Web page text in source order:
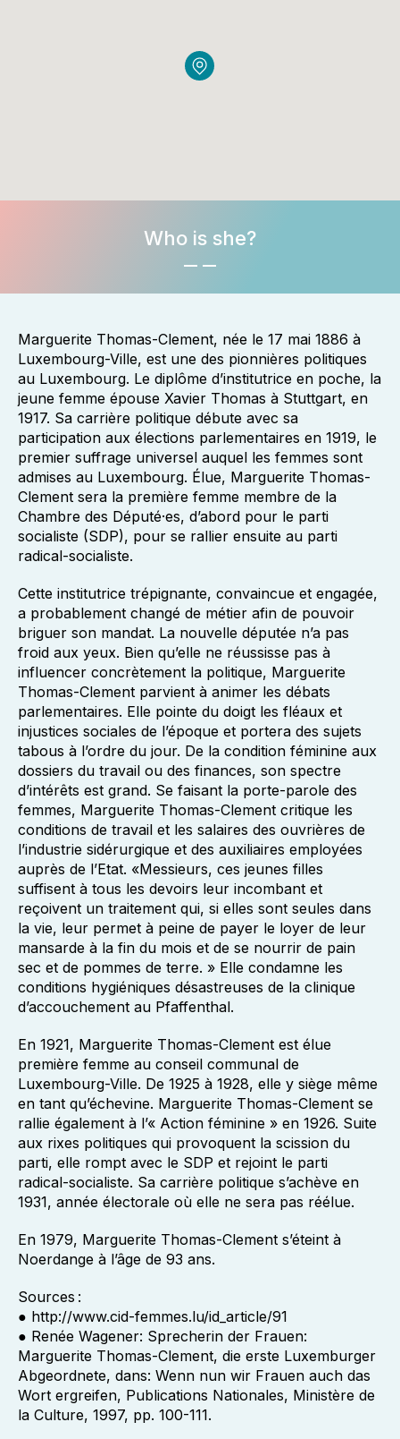
Who is she?
Marguerite Thomas-Clement, née le 17 mai 1886 à
Luxembourg-Ville, est une des pionnières politiques
au Luxembourg. Le diplôme d’institutrice en poche, la
jeune femme épouse Xavier Thomas à Stuttgart, en
1917. Sa carrière politique débute avec sa
participation aux élections parlementaires en 1919, le
premier suffrage universel auquel les femmes sont
admises au Luxembourg. Élue, Marguerite Thomas-
Clement sera la première femme membre de la
Chambre des Député·es, d’abord pour le parti
socialiste (SDP), pour se rallier ensuite au parti
radical-socialiste.
Cette institutrice trépignante, convaincue et engagée,
a probablement changé de métier afin de pouvoir
briguer son mandat. La nouvelle députée n’a pas
froid aux yeux. Bien qu’elle ne réussisse pas à
influencer concrètement la politique, Marguerite
Thomas-Clement parvient à animer les débats
parlementaires. Elle pointe du doigt les fléaux et
injustices sociales de l’époque et portera des sujets
tabous à l’ordre du jour. De la condition féminine aux
dossiers du travail ou des finances, son spectre
d’intérêts est grand. Se faisant la porte-parole des
femmes, Marguerite Thomas-Clement critique les
conditions de travail et les salaires des ouvrières de
l’industrie sidérurgique et des auxiliaires employées
auprès de l’Etat. «Messieurs, ces jeunes filles
suffisent à tous les devoirs leur incombant et
reçoivent un traitement qui, si elles sont seules dans
la vie, leur permet à peine de payer le loyer de leur
mansarde à la fin du mois et de se nourrir de pain
sec et de pommes de terre. » Elle condamne les
conditions hygiéniques désastreuses de la clinique
d’accouchement au Pfaffenthal.
En 1921, Marguerite Thomas-Clement est élue
première femme au conseil communal de
Luxembourg-Ville. De 1925 à 1928, elle y siège même
en tant qu’échevine. Marguerite Thomas-Clement se
rallie également à l’« Action féminine » en 1926. Suite
aux rixes politiques qui provoquent la scission du
parti, elle rompt avec le SDP et rejoint le parti
radical-socialiste. Sa carrière politique s’achève en
1931, année électorale où elle ne sera pas réélue.
En 1979, Marguerite Thomas-Clement s’éteint à
Noerdange à l’âge de 93 ans.
Sources :
● http://www.cid-femmes.lu/id_article/91
● Renée Wagener: Sprecherin der Frauen:
Marguerite Thomas-Clement, die erste Luxemburger
Abgeordnete, dans: Wenn nun wir Frauen auch das
Wort ergreifen, Publications Nationales, Ministère de
la Culture, 1997, pp. 100-111.